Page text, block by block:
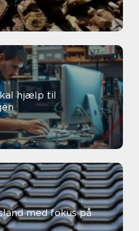
med fokus på